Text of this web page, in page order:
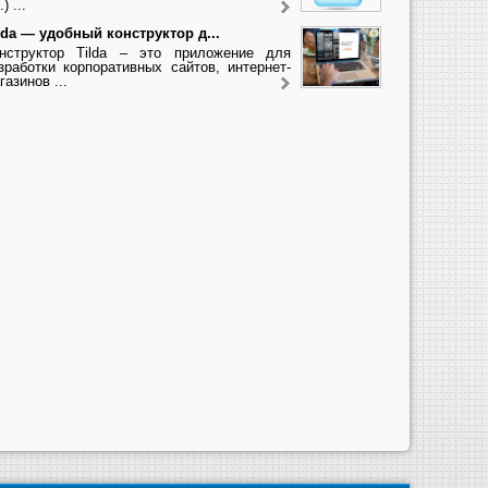
...
— удобный конструктор д...
Tilda – это приложение для
корпоративных сайтов, интернет-
...